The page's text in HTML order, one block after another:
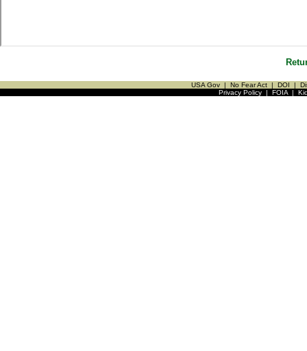
USA Gov | No Fear Act | DOI |
Privacy Policy| FOIA|